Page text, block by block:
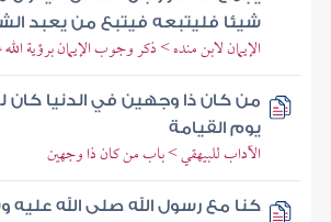
شيئا فليتبعه فيتبع من يعبد
الإيمان لابن منده > ذكر وجوب الإيمان برؤية
من كان ذا وجهين في الدنيا كان
يوم القيامة
الآداب للبيهقي > باب من كان ذا وجهين
كنا مع رسول الله صلى الله